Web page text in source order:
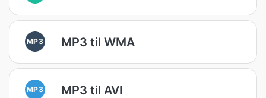
MP3 MP3 til WMA
MP3 MP3 til AVI